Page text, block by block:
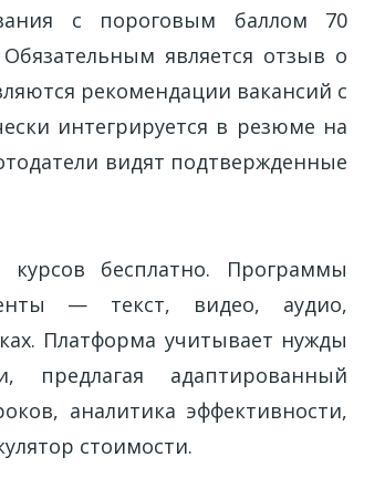
с пороговым баллом 70
является отзыв о
рекомендации вакансий с
интегрируется в резюме на
видят подтвержденные
бесплатно. Программы
— текст, видео, аудио,
Платформа учитывает нужды
предлагая адаптированный
аналитика эффективности,
стоимости.